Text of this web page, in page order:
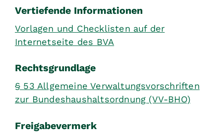
Vertiefende Informationen
Vorlagen und Checklisten auf der
Internetseite des BVA
Rechtsgrundlage
§ 53 Allgemeine Verwaltungsvorschriften
zur Bundeshaushaltsordnung (VV-BHO)
Freigabevermerk